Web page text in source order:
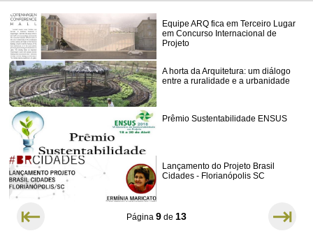
Equipe ARQ fica em Terceiro Lugar
em Concurso Internacional de
Projeto
A horta da Arquitetura: um diálogo
entre a ruralidade e a urbanidade
Prêmio Sustentabilidade ENSUS
Lançamento do Projeto Brasil
Cidades - Florianópolis SC
⇤ Página 9 de 13 ⇥